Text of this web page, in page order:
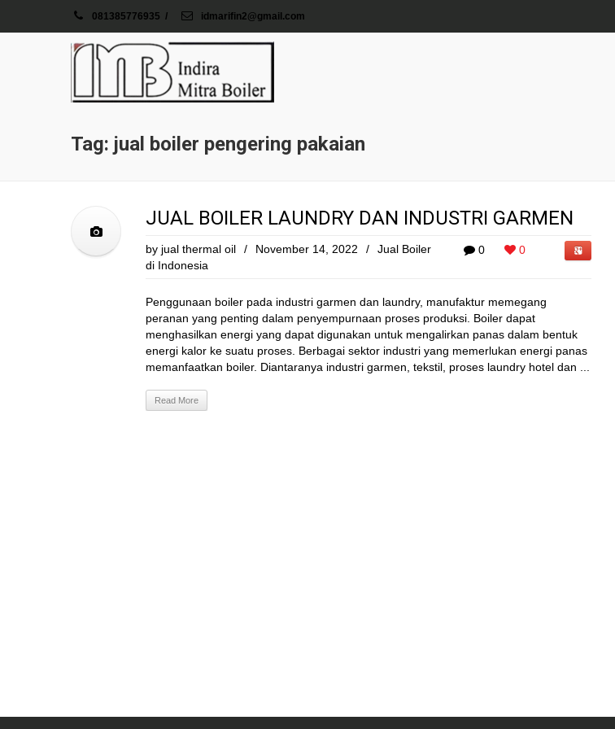
081385776935 / idmarifin2@gmail.com
Tag: jual boiler pengering pakaian
JUAL BOILER LAUNDRY DAN INDUSTRI GARMEN
0 0
by jual thermal oil / November 14, 2022 /
Jual Boiler
di Indonesia
Penggunaan boiler pada industri garmen dan laundry, manufaktur memegang
peranan yang penting dalam penyempurnaan proses produksi. Boiler dapat
menghasilkan energi yang dapat digunakan untuk mengalirkan panas dalam bentuk
energi kalor ke suatu proses. Berbagai sektor industri yang memerlukan energi panas
memanfaatkan boiler. Diantaranya industri garmen, tekstil, proses laundry hotel dan ...
Read More